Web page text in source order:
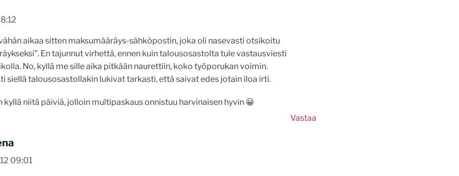
aikaa sitten maksumääräys-sähköpostin, joka oli nasevasti otsikoitu
En tajunnut virhettä, ennen kuin talousosastolta tule vastausviesti
No, kyllä me sille aika pitkään naurettiin, koko työporukan voimin.
siellä talousosastollakin lukivat tarkasti, että saivat edes jotain iloa irti.
kyllä niitä päiviä, jolloin multipaskaus onnistuu harvinaisen hyvin 😀
Vastaa
09:01